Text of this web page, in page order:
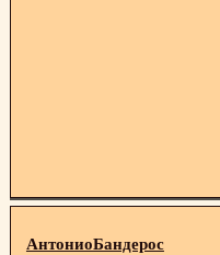
АнтониоБандерос